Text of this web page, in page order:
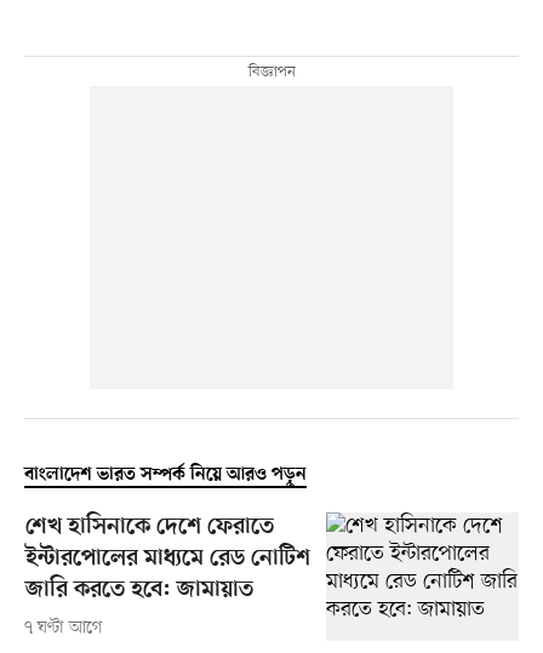
বাংলাদেশ ভারত সম্পর্ক নিয়ে আরও পড়ুন
শেখ হাসিনাকে দেশে ফেরাতে
ইন্টারপোলের মাধ্যমে রেড নোটিশ
জারি করতে হবে: জামায়াত
৭ ঘণ্টা আগে